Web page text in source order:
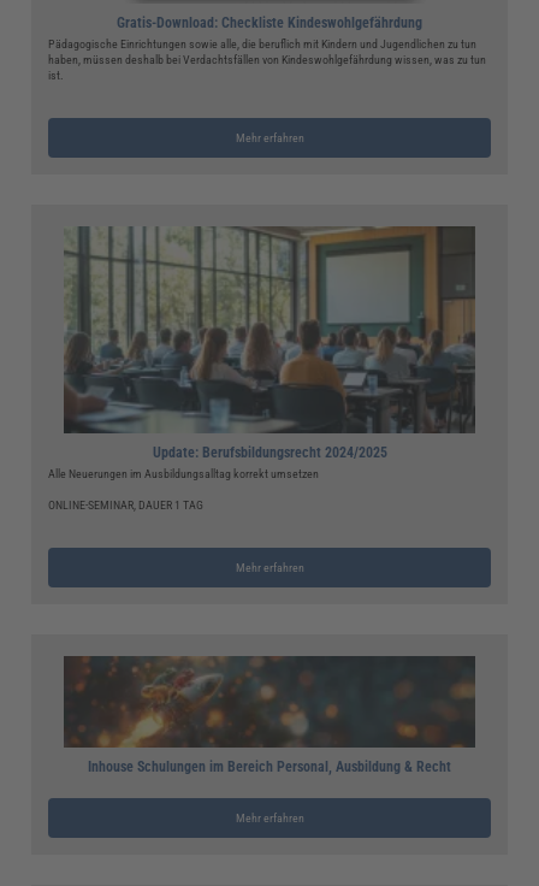
Gratis-Download: Checkliste Kindeswohlgefährdung
Pädagogische Einrichtungen sowie alle, die beruflich mit Kindern und Jugendlichen zu tun
haben, müssen deshalb bei Verdachtsfällen von Kindeswohlgefährdung wissen, was zu tun
ist.
Mehr erfahren
Update: Berufsbildungsrecht 2024/2025
Alle Neuerungen im Ausbildungsalltag korrekt umsetzen
ONLINE-SEMINAR, DAUER 1 TAG
Mehr erfahren
Inhouse Schulungen im Bereich Personal, Ausbildung & Recht
Mehr erfahren